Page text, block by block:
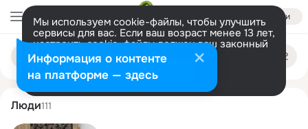
Войти
Мы используем cookie-файлы, чтобы улучшить
сервисы для вас. Если ваш возраст менее 13 лет,
настроить cookie-файлы должен ваш законный
представитель. Больше информации
Разрешить все Настроить
Поиск
людям
mikhail sinyakov
Люди111
Информация о контенте
на платформе — здесь